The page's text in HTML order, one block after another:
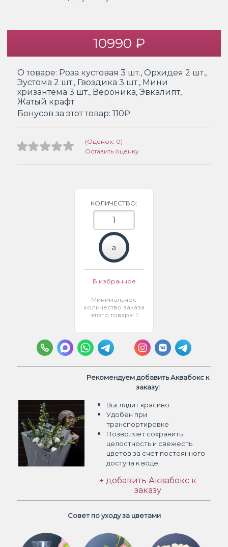
10990 ₽
О товаре: Роза кустовая 3 шт., Орхидея 2 шт.,
Эустома 2 шт., Гвоздика 3 шт., Мини
хризантема 3 шт., Вероника, Эвкалипт,
Жатый крафт
Бонусов за этот товар: 110₽
(Оценок: 0)
Оставить оценку
КОЛИЧЕСТВО:
В избранное
Минимальное
количество заказа
этого товара: 1
Рекомендуем добавить Аквабокс к
заказу:
Выглядит красиво
Удобен при
транспортировке
Позволяет сохранить
целостность и свежесть
цветов за счет постоянного
доступа к воде
+ добавить Аквабокс к
заказу
Совет по уходу за цветами